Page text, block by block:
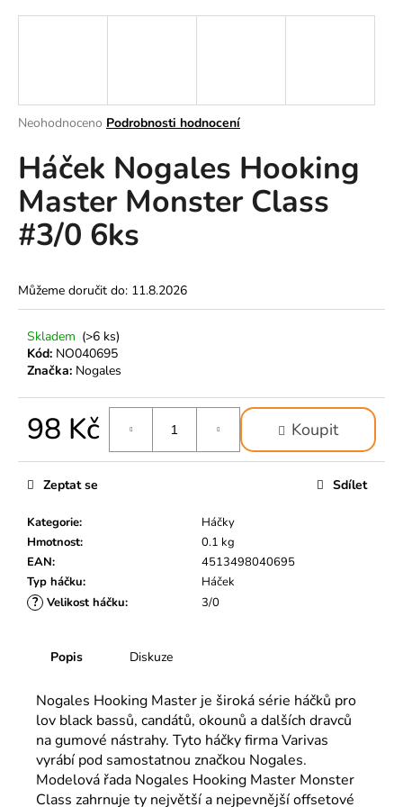
Průměrné
produktu
je
0,0
z
5
hvězdiček.
Neohodnoceno Podrobnosti hodnocení
Háček Nogales Hooking
Master Monster Class
#3/0 6ks
Můžeme doručit do: 11.8.2026
Skladem (>6 ks)
Kód: NO040695
Značka: Nogales
98 Kč Koupit
Kategorie:
Háčky
Hmotnost:
0.1 kg
EAN:
4513498040695
Typ háčku: Háček
? Velikost háčku: 3/0
Zeptat se Sdílet
Popis Diskuze
Nogales Hooking Master je široká série háčků pro
lov black bassů, candátů, okounů a dalších dravců
na gumové nástrahy. Tyto háčky firma Varivas
vyrábí pod samostatnou značkou Nogales.
Modelová řada Nogales Hooking Master Monster
Class zahrnuje ty největší a nejpevnější offsetové
a
?
HLEDAT
D
o
p
o
č
u
e
m